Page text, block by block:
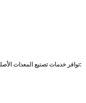
توافر خدمات تصنيع المعدات الأصلية/تصميم المعدات الأصلية: